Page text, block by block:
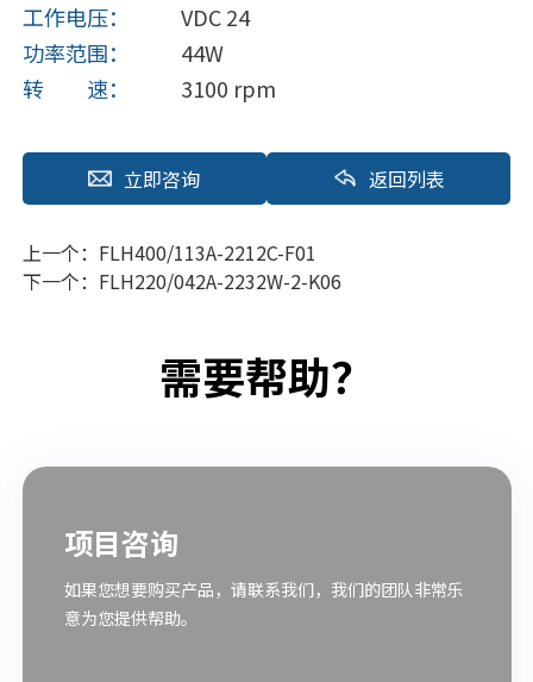
工作电压：
VDC 24
功率范围：
44W
转 速：
3100 rpm
立即咨询 返回列表
上一个： FLH400/113A-2212C-F01
下一个： FLH220/042A-2232W-2-K06
需要帮助？
项目咨询
如果您想要购买产品，请联系我们，我们的团队非常乐
意为您提供帮助。